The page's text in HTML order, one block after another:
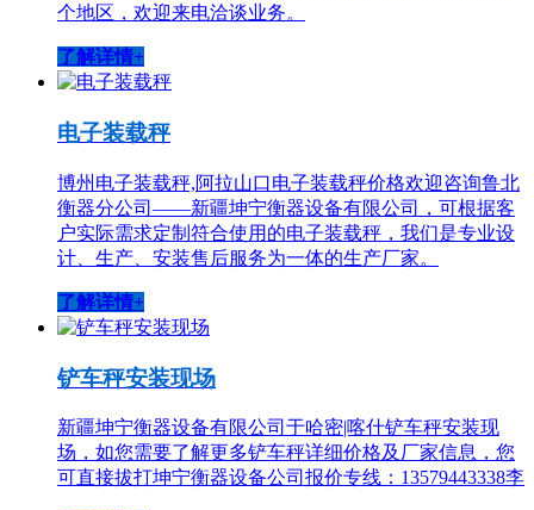
个地区，欢迎来电洽谈业务。
了解详情+
电子装载秤
博州电子装载秤,阿拉山口电子装载秤价格欢迎咨询鲁北
衡器分公司——新疆坤宁衡器设备有限公司，可根据客
户实际需求定制符合使用的电子装载秤，我们是专业设
计、生产、安装售后服务为一体的生产厂家。
了解详情+
铲车秤安装现场
新疆坤宁衡器设备有限公司于哈密|喀什铲车秤安装现
场，如您需要了解更多铲车秤详细价格及厂家信息，您
可直接拔打坤宁衡器设备公司报价专线：13579443338李